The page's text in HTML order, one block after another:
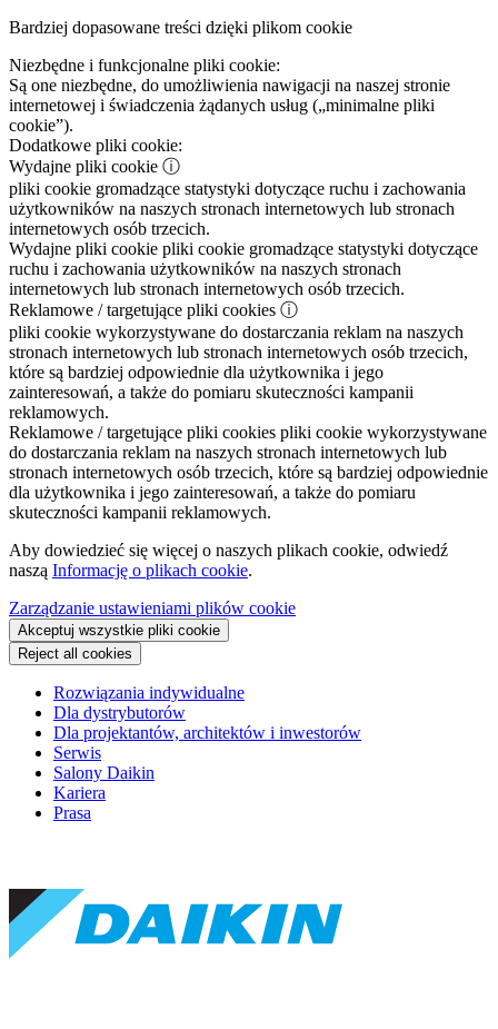
Bardziej dopasowane treści dzięki plikom cookie
Niezbędne i funkcjonalne pliki cookie:
Są one niezbędne, do umożliwienia nawigacji na naszej stronie
internetowej i świadczenia żądanych usług („minimalne pliki
cookie”).
Dodatkowe pliki cookie:
Wydajne pliki cookie ⓘ
pliki cookie gromadzące statystyki dotyczące ruchu i zachowania
użytkowników na naszych stronach internetowych lub stronach
internetowych osób trzecich.
Wydajne pliki cookie pliki cookie gromadzące statystyki dotyczące
ruchu i zachowania użytkowników na naszych stronach
internetowych lub stronach internetowych osób trzecich.
Reklamowe / targetujące pliki cookies ⓘ
pliki cookie wykorzystywane do dostarczania reklam na naszych
stronach internetowych lub stronach internetowych osób trzecich,
które są bardziej odpowiednie dla użytkownika i jego
zainteresowań, a także do pomiaru skuteczności kampanii
reklamowych.
Reklamowe / targetujące pliki cookies pliki cookie wykorzystywane
do dostarczania reklam na naszych stronach internetowych lub
stronach internetowych osób trzecich, które są bardziej odpowiednie
dla użytkownika i jego zainteresowań, a także do pomiaru
skuteczności kampanii reklamowych.
Aby dowiedzieć się więcej o naszych plikach cookie, odwiedź
naszą Informację o plikach cookie.
Zarządzanie ustawieniami plików cookie
Akceptuj wszystkie pliki cookie
Reject all cookies
Rozwiązania indywidualne
Dla dystrybutorów
Dla projektantów, architektów i inwestorów
Serwis
Salony Daikin
Kariera
Prasa